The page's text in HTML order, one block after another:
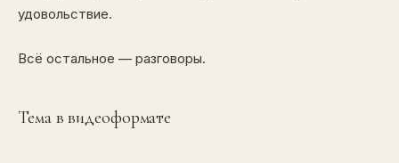
удовольствие.
Всё остальное — разговоры.
Тема в видеоформате